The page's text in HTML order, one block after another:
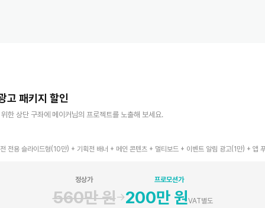
고 패키지 할인
한 상단 구좌에 메이커님의 프로젝트를 노출해 보세요.
전용 슬라이드형(10만) + 기획전 배너 + 메인 콘텐츠 + 멀티보드 + 이벤트 알림 광고(1만) + 앱
정상가
560만 원→
프로모션가
200만 원VAT별도